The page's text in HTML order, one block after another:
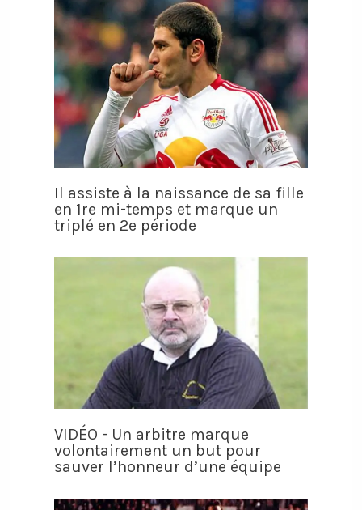
Il assiste à la naissance de sa fille
en 1re mi-temps et marque un
triplé en 2e période
VIDÉO - Un arbitre marque
volontairement un but pour
sauver l’honneur d’une équipe